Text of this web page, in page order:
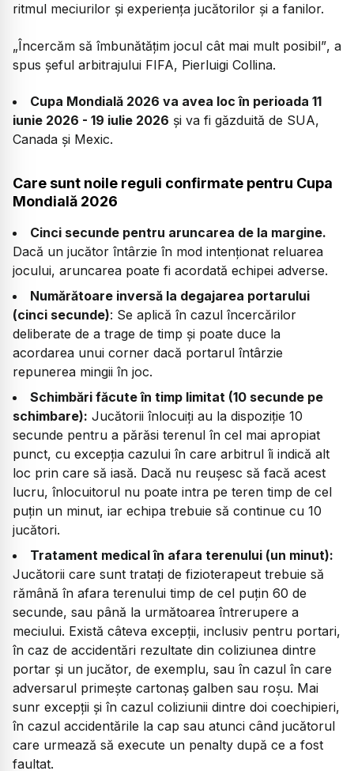
ritmul meciurilor și experiența jucătorilor și a fanilor.
„Încercăm să îmbunătățim jocul cât mai mult posibil”, a
spus șeful arbitrajului FIFA, Pierluigi Collina.
Cupa Mondială 2026 va avea loc în perioada 11
iunie 2026 - 19 iulie 2026 și va fi găzduită de SUA,
Canada și Mexic.
Care sunt noile reguli confirmate pentru Cupa
Mondială 2026
Cinci secunde pentru aruncarea de la margine.
Dacă un jucător întârzie în mod intenționat reluarea
jocului, aruncarea poate fi acordată echipei adverse.
Numărătoare inversă la degajarea portarului
(cinci secunde): Se aplică în cazul încercărilor
deliberate de a trage de timp și poate duce la
acordarea unui corner dacă portarul întârzie
repunerea mingii în joc.
Schimbări făcute în timp limitat (10 secunde pe
schimbare): Jucătorii înlocuiți au la dispoziție 10
secunde pentru a părăsi terenul în cel mai apropiat
punct, cu excepția cazului în care arbitrul îi indică alt
loc prin care să iasă. Dacă nu reușesc să facă acest
lucru, înlocuitorul nu poate intra pe teren timp de cel
puțin un minut, iar echipa trebuie să continue cu 10
jucători.
Tratament medical în afara terenului (un minut):
Jucătorii care sunt tratați de fizioterapeut trebuie să
rămână în afara terenului timp de cel puțin 60 de
secunde, sau până la următoarea întrerupere a
meciului. Există câteva excepții, inclusiv pentru portari,
în caz de accidentări rezultate din coliziunea dintre
portar și un jucător, de exemplu, sau în cazul în care
adversarul primește cartonaș galben sau roșu. Mai
sunr excepții și în cazul coliziunii dintre doi coechipieri,
în cazul accidentările la cap sau atunci când jucătorul
care urmează să execute un penalty după ce a fost
faultat.